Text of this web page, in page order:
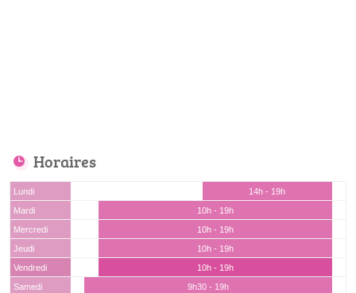
Horaires
Lundi
14h - 19h
Mardi
10h - 19h
Mercredi
10h - 19h
Jeudi
10h - 19h
Vendredi
10h - 19h
Samedi
9h30 - 19h